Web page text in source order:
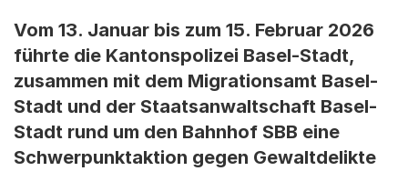
Vom 13. Januar bis zum 15. Februar 2026
führte die Kantonspolizei Basel-Stadt,
zusammen mit dem Migrationsamt Basel-
Stadt und der Staatsanwaltschaft Basel-
Stadt rund um den Bahnhof SBB eine
Schwerpunktaktion gegen Gewaltdelikte